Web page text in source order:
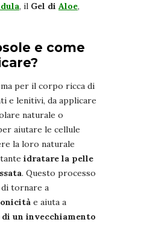
, il Gel di Aloe,
e come
per il corpo ricca di
e lenitivi, da applicare
naturale o
aiutare le cellule
la loro naturale
idratare la pelle
. Questo processo
tornare a
e aiuta a
un invecchiamento